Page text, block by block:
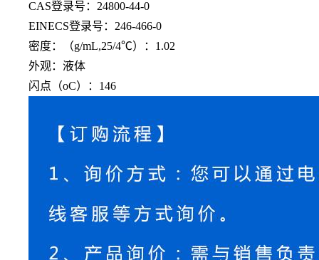
CAS登录号：24800-44-0
EINECS登录号：246-466-0
密度：（g/mL,25/4℃）：1.02
外观：液体
闪点（oC）：146